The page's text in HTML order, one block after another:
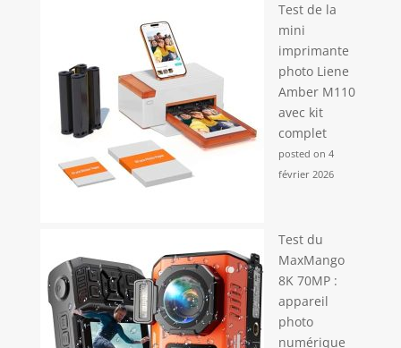
Test de la
mini
imprimante
photo Liene
Amber M110
avec kit
complet
posted on 4
février 2026
Test du
MaxMango
8K 70MP :
appareil
photo
numérique